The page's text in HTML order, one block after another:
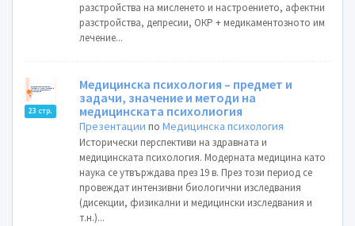
разстройства на мисленето и настроението, афектни
разстройства, депресии, ОКР + медикаментозното им
лечение...
23 стр.
Медицинска психология – предмет и
задачи, значение и методи на
медицинската психолиогия
Презентации поМедицинска психология
Исторически перспективи на здравната и
медицинската психология. Модерната медицина като
наука се утвърждава през 19 в. През този период се
провеждат интензивни биологични изследвания
(дисекции, физикални и медицински изследвания и
т.н.)...